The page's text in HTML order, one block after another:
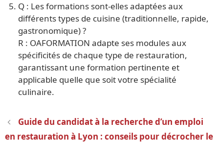
Q : Les formations sont-elles adaptées aux
différents types de cuisine (traditionnelle, rapide,
gastronomique) ?
R : OAFORMATION adapte ses modules aux
spécificités de chaque type de restauration,
garantissant une formation pertinente et
applicable quelle que soit votre spécialité
culinaire.
Navigation
des
Guide du candidat à la recherche d’un emploi
en restauration à Lyon : conseils pour décrocher le